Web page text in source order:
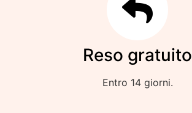
Reso gratuito
Entro 14 giorni.